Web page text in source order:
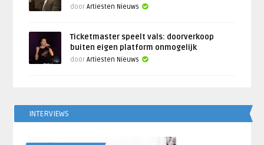
doorArtiesten Nieuws
Ticketmaster speelt vals: doorverkoop
buiten eigen platform onmogelijk
doorArtiesten Nieuws
INTERVIEWS